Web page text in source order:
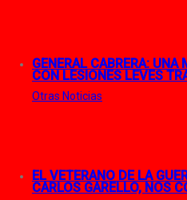
GENERAL CABRERA:
CON LESIONES LEVES
Otras Noticias
EL VETERANO DE LA
CARLOS GARELLO, NOS